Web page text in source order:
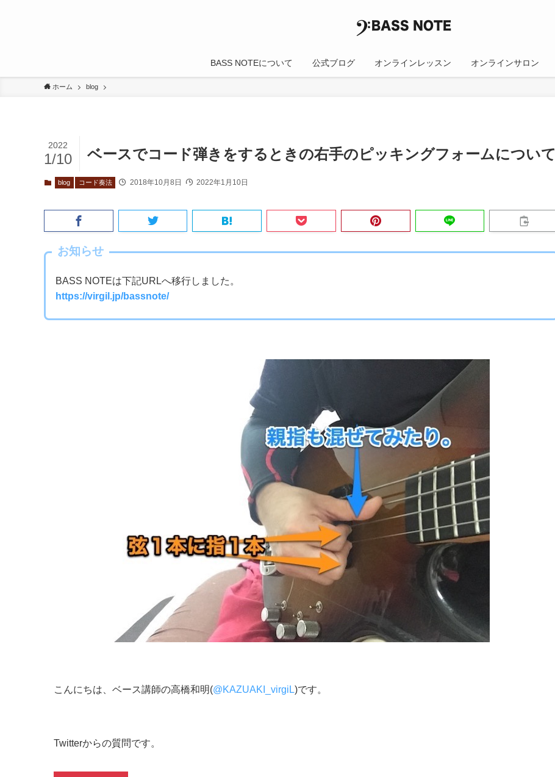
BASS NOTEについて 公式ブログ オンラインレッスン オンラインサロン
ホーム blog
ベースでコード弾きをするときの右手のピッキングフォームについて
2022
1/10
blog コード奏法 2018年10月8日 2022年1月10日
お知らせ
BASS NOTEは下記URLへ移行しました。
https://virgil.jp/bassnote/
こんにちは、ベース講師の高橋和明(@KAZUAKI_virgiL)です。
Twitterからの質問です。